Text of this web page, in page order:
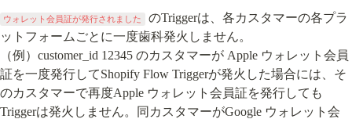
ウォレット会員証が発行されました
のTriggerは、各カスタマーの各プラ
ットフォームごとに一度歯科発火しません。
（例）customer_id 12345 のカスタマーが Apple ウォレット会員
証を一度発行してShopify Flow Triggerが発火した場合には、そ
のカスタマーで再度Apple ウォレット会員証を発行しても
Triggerは発火しません。同カスタマーがGoogle ウォレット会